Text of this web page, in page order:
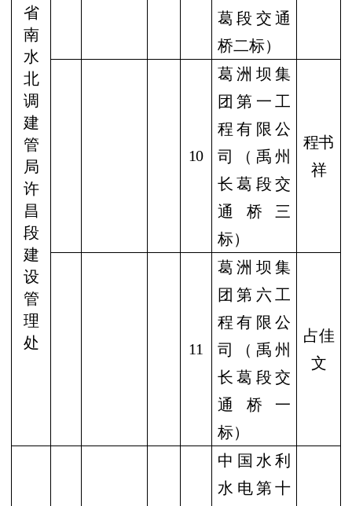
省
南
水
北
调
建
管
局
许
昌
段
建
设
管
理
处
葛段交通
桥二标）
10
葛洲坝集
团第一工
程有限公
司（禹州
长葛段交
通桥三
标）
程书
祥
11
葛洲坝集
团第六工
程有限公
司（禹州
长葛段交
通桥一
标）
占佳
文
中国水利
水电第十